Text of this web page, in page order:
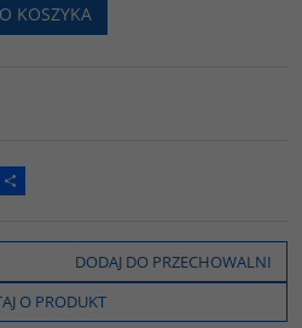
KOSZYKA
P
o
z
e
l
s
DODAJ DO PRZECHOWALNI
O PRODUKT